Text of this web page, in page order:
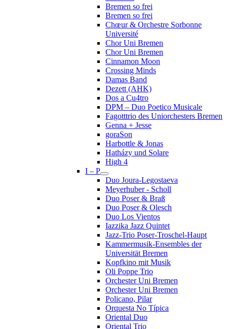
Bremen so frei
Bremen so frei
Chœur & Orchestre Sorbonne
Université
Chor Uni Bremen
Chor Uni Bremen
Cinnamon Moon
Crossing Minds
Damas Band
Dezett (AHK)
Dos a Cu4tro
DPM – Duo Poetico Musicale
Fagotttrio des Uniorchesters Bremen
Genna + Jesse
goraSon
Harbottle & Jonas
Hatházy und Solare
High 4
I – P
Duo Joura-Legostaeva
Meyerhuber - Scholl
Duo Poser & Braß
Duo Poser & Olesch
Duo Los Vientos
Iazzika Jazz Quintet
Jazz-Trio Poser-Troschel-Haupt
Kammermusik-Ensembles der
Universität Bremen
Kopfkino mit Musik
Oli Poppe Trio
Orchester Uni Bremen
Orchester Uni Bremen
Policano, Pilar
Orquesta No Típica
Oriental Duo
Oriental Trio